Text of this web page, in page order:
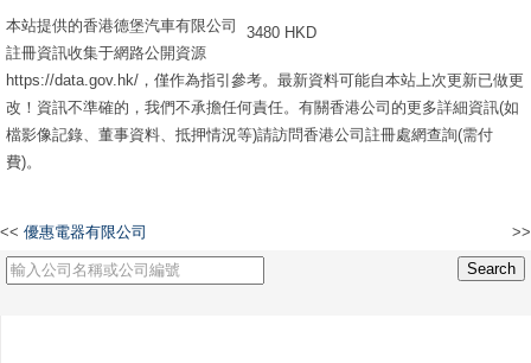
3480 HKD
本站提供的香港德堡汽車有限公司
註冊資訊收集于網路公開資源
https://data.gov.hk/，僅作為指引參考。最新資料可能自本站上次更新已做更
改！資訊不準確的，我們不承擔任何責任。有關香港公司的更多詳細資訊(如
檔影像記錄、董事資料、抵押情況等)請訪問香港公司註冊處網查詢(需付
費)。
<< 優惠電器有限公司 >>